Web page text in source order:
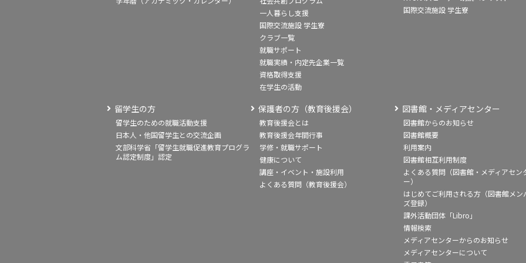
一人暮らし支援
国際交流施設 学生寮
クラブ一覧
就職サポート
就職実績・内定先企業一覧
資格取得支援
在学生の活動
国際交流施設 学生寮
留学生の方
留学生のための就職活動支援
日本人・他国留学生との交流企画
文部科学省「留学生就職促進教育プログラ
ム認定制度」認定
保護者の方（教育後援会）
教育後援会とは
教育後援会年間行事
学修・就職サポート
健康について
講座・イベント・施設利用
よくある質問（教育後援会）
図書館・メディアセンター
図書館からのお知らせ
図書館概要
利用案内
図書館相互利用制度
よくある質問（図書館・メディアセン
ー）
はじめてご利用される方（図書館メン
ズ登録）
課外活動団体「Libro」
情報検索
メディアセンターからのお知らせ
メディアセンターについて